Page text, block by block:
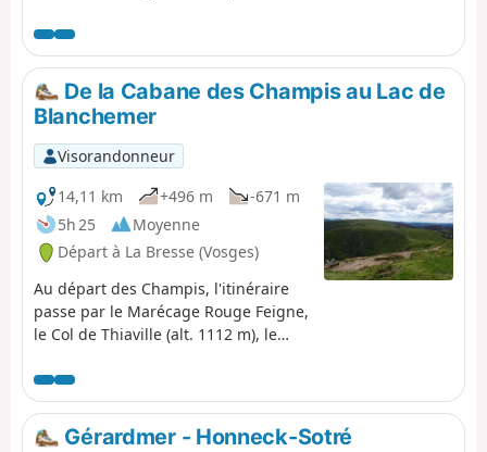
De la Cabane des Champis au Lac de
Blanchemer
Visorandonneur
14,11 km
+496 m
-671 m
5h 25
Moyenne
Départ à La Bresse (Vosges)
Au départ des Champis, l'itinéraire
passe par le Marécage Rouge Feigne,
le Col de Thiaville (alt. 1112 m), le
Wormspel (alt. 1277 m) pour
redescendre vers le Lac de
Blanchemer.
Gérardmer - Honneck-Sotré